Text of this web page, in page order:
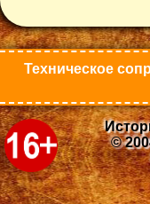
Техническое
©